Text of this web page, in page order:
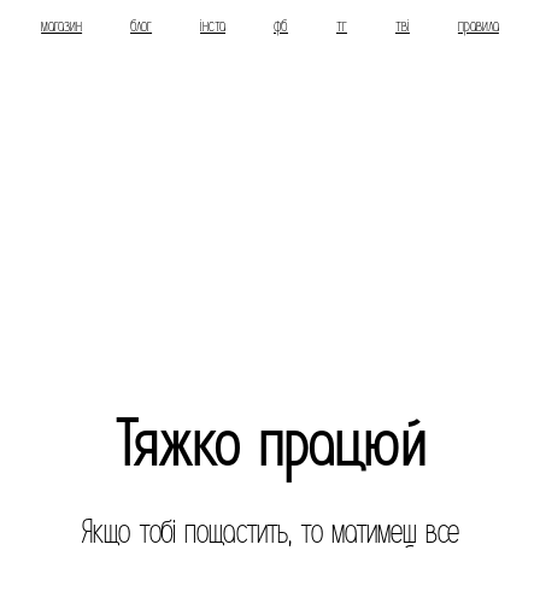
магазин блог інста фб тг тві правила
Тяжко працюй
Якщо тобі пощастить, то матимеш все